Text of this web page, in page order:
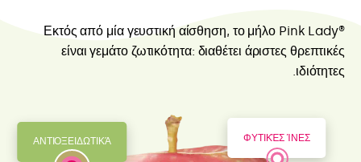
Εκτός από μία γευστική αίσθηση, το μήλο Pink Lady®
είναι γεμάτο ζωτικότητα: διαθέτει άριστες θρεπτικές
ιδιότητες.
ΑΝΤΙΟΞΕΙΔΩΤΙΚΆ ΦΥΤΙΚΈΣ ΊΝΕΣ